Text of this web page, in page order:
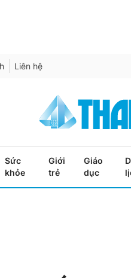
Liên hệ
Sức
khỏe
Giới
trẻ
Giáo
dục